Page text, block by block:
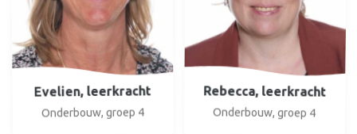
Evelien, leerkracht
Onderbouw, groep 4
Rebecca, leerkracht
Onderbouw, groep 4